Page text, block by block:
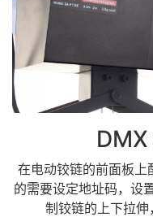
在电动铰链的前面板上
的需要设定地址码，设
制铰链的上下拉伸